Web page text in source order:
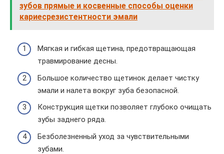
зубов прямые и косвенные способы оценки
кариесрезистентности эмали
Мягкая и гибкая щетина, предотвращающая
травмирование десны.
Большое количество щетинок делает чистку
эмали и налета вокруг зуба безопасной.
Конструкция щетки позволяет глубоко очищать
зубы заднего ряда.
Безболезненный уход за чувствительными
зубами.